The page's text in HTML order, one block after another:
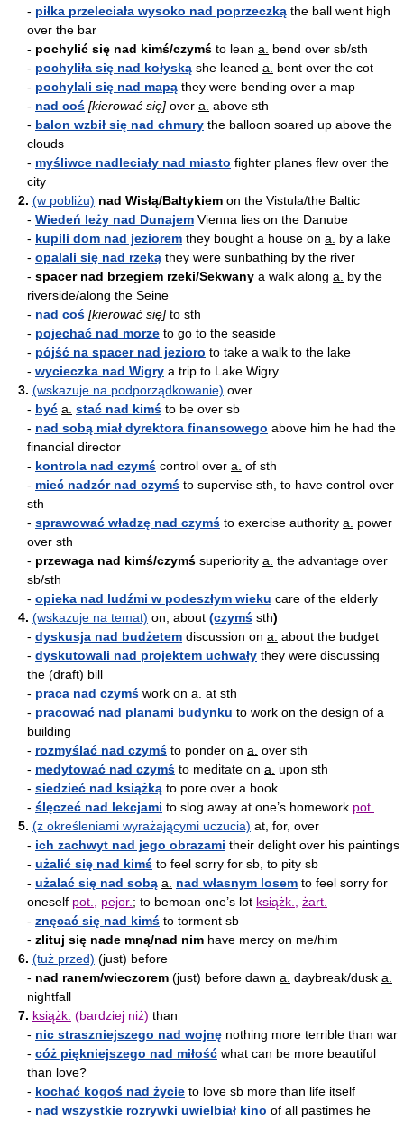
- piłka przeleciała wysoko nad poprzeczką the ball went high
over the bar
- pochylić się nad kimś/czymś to lean a.
bend over sb/sth
- pochyliła się nad kołyską she leaned a.
bent over the cot
- pochylali się nad mapą they were bending over a map
- nad coś [kierować się] over a. above sth
- balon wzbił się nad chmury the balloon soared up above the
clouds
- myśliwce nadleciały nad miasto fighter planes flew over the
city
2. (w pobliżu) nad Wisłą/Bałtykiem on the Vistula/the Baltic
- Wiedeń leży nad Dunajem Vienna lies on the Danube
- kupili dom nad jeziorem they bought a house on a.
by a lake
- opalali się nad rzeką they were sunbathing by the river
- spacer nad brzegiem rzeki/Sekwany a walk along a.
by the
riverside/along the Seine
- nad coś [kierować się] to sth
- pojechać nad morze to go to the seaside
- pójść na spacer nad jezioro to take a walk to the lake
- wycieczka nad Wigry a trip to Lake Wigry
3. (wskazuje na podporządkowanie) over
- być a. stać nad kimś to be over sb
- nad sobą miał dyrektora finansowego above him he had the
financial director
- kontrola nad czymś control over a. of sth
- mieć nadzór nad czymś to supervise sth, to have control over
sth
- sprawować władzę nad czymś to exercise authority a.
power
over sth
- przewaga nad kimś/czymś superiority a. the advantage over
sb/sth
- opieka nad ludźmi w podeszłym wieku care of the elderly
4. (wskazuje na temat) on, about (czymś sth)
- dyskusja nad budżetem discussion on a. about the budget
- dyskutowali nad projektem uchwały they were discussing
the (draft) bill
- praca nad czymś work on a. at sth
- pracować nad planami budynku to work on the design of a
building
- rozmyślać nad czymś to ponder on a. over sth
- medytować nad czymś to meditate on a. upon sth
- siedzieć nad książką to pore over a book
- ślęczeć nad lekcjami to slog away at one’s homework pot.
5. (z określeniami wyrażającymi uczucia) at, for, over
- ich zachwyt nad jego obrazami their delight over his paintings
- użalić się nad kimś to feel sorry for sb, to pity sb
- użalać się nad sobą a. nad własnym losem to feel sorry for
oneself pot. pejor. ; to bemoan one’s lot książk.
żart.
- znęcać się nad kimś to torment sb
- zlituj się nade mną/nad nim have mercy on me/him
6. (tuż przed) (just) before
- nad ranem/wieczorem (just) before dawn a. daybreak/dusk a.
nightfall
7. książk. (bardziej niż) than
- nic straszniejszego nad wojnę nothing more terrible than war
- cóż piękniejszego nad miłość what can be more beautiful
than love?
- kochać kogoś nad życie to love sb more than life itself
- nad wszystkie rozrywki uwielbiał kino of all pastimes he